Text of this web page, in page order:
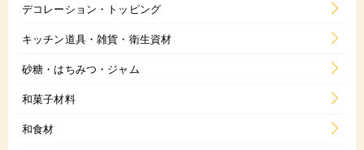
デコレーション・トッピング
キッチン道具・雑貨・衛生資材
砂糖・はちみつ・ジャム
和菓子材料
和食材